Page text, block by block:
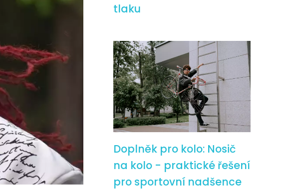
tlaku
Doplněk pro kolo: Nosič
na kolo - praktické řešení
pro sportovní nadšence